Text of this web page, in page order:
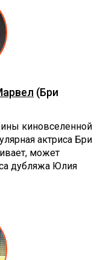
(Бри
киновселенной
актриса Бри
может
дубляжа Юлия